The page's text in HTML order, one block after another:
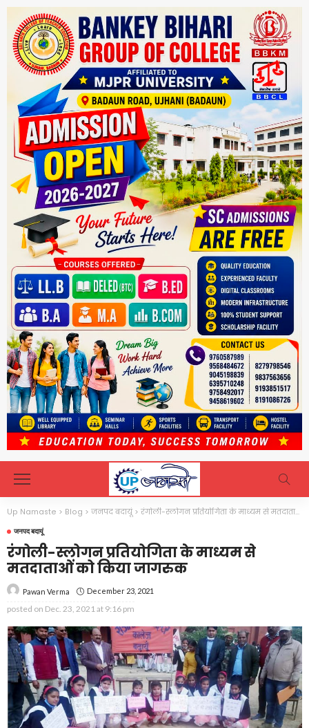
Up Namaste > Blog > जनपद बदायूं> रंगोली-स्लोगन प्रतियोगिता के माध्यम से मतदाताओं को किया जागरुक
जनपद बदायूं
रंगोली-स्लोगन प्रतियोगिता के माध्यम से
मतदाताओं को किया जागरुक
Pawan Verma December 23, 2021
posted on Dec. 23, 2021 at 9:16 pm